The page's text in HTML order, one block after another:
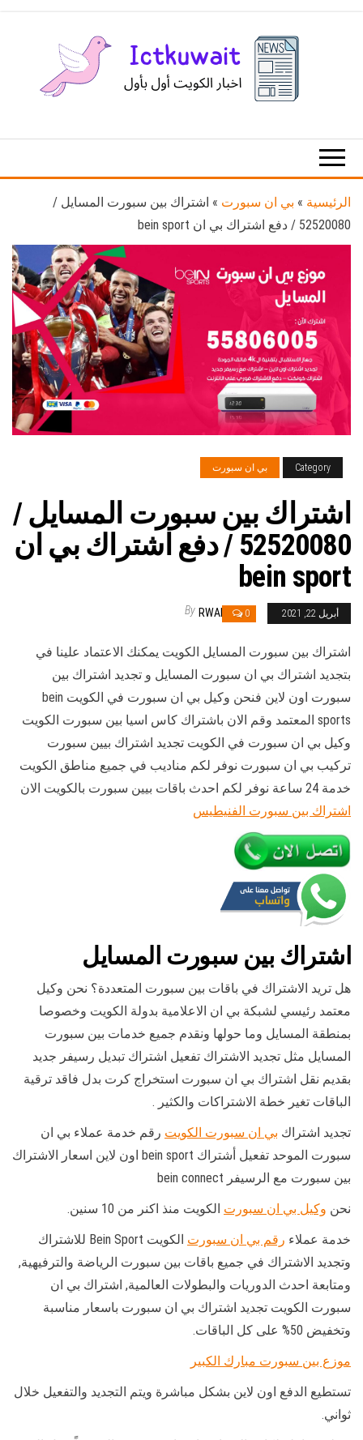
الكويت
الرئيسية » بي ان سبورت » اشتراك بين سبورت المسايل /
52520080 / دفع اشتراك بي ان bein sport
Category بي ان سبورت
اشتراك بين سبورت المسايل /
52520080 / دفع اشتراك بي ان
bein sport
أبريل 22, 2021 0
By RWAN
اشتراك بين سبورت المسايل الكويت يمكنك الاعتماد علينا في
بتجديد اشتراك بي ان سبورت المسايل و تجديد اشتراك بين
سبورت اون لاين فنحن وكيل بي ان سبورت في الكويت bein
sports المعتمد وقم الان باشتراك كاس اسيا بين سبورت الكويت
وكيل بي ان سبورت في الكويت تجديد اشتراك بيين سبورت
تركيب بي ان سبورت نوفر لكم مناديب في جميع مناطق الكويت
خدمة 24 ساعة نوفر لكم احدث باقات بيين سبورت بالكويت الان
اشتراك بين سبورت الفنيطيس
اشتراك بين سبورت المسايل
هل تريد الاشتراك في باقات بين سبورت المتعددة؟ نحن وكيل
معتمد رئيسي لشبكة بي ان الاعلامية بدولة الكويت وخصوصا
بمنطقة المسايل وما حولها ونقدم جميع خدمات بين سبورت
المسايل مثل تجديد الاشتراك تفعيل اشتراك تبديل رسيفر جديد
بقديم نقل اشتراك بي ان سبورت استخراج كرت بدل فاقد ترقية
الباقات تغير خطة الاشتراكات والكثير .
تجديد اشتراك بي ان سبورت الكويت رقم خدمة عملاء بي ان
سبورت الموحد تفعيل أشتراك bein sport اون لاين اسعار الاشتراك
بين سبورت مع الرسيفر bein connect
نحن وكيل بي ان سبورت الكويت منذ اكنر من 10 سنين.
خدمة عملاء رقم بي ان سبورت
الكويت Bein Sport للاشتراك
وتجديد الاشتراك في جميع باقات بين سبورت الرياضة والترفيهية,
ومتابعة احدث الدوريات والبطولات العالمية, اشتراك بي ان
سبورت الكويت تجديد اشتراك بي ان سبورت باسعار مناسبة
وتخفيض 50% على كل الباقات.
موزع بين سبورت مبارك الكبير
تستطيع الدفع اون لاين بشكل مباشرة ويتم التجديد والتفعيل خلال
ثواني.